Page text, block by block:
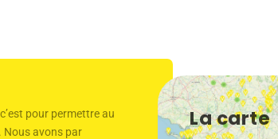
La carte
pour permettre au
Nous avons par